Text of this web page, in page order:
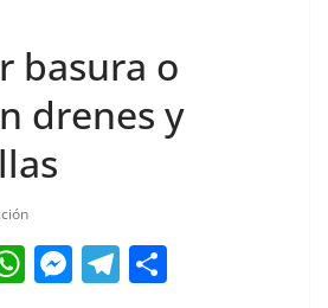
basura o
drenes y
W M T